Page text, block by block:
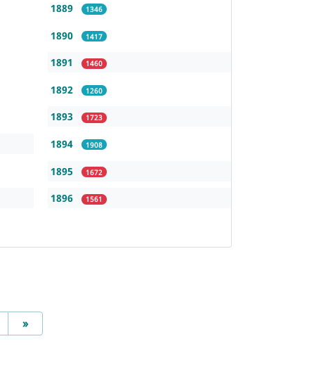
1889 1346
1890 1417
1891 1460
1892 1260
1893 1723
1894 1908
1895 1672
1896 1561
»Next